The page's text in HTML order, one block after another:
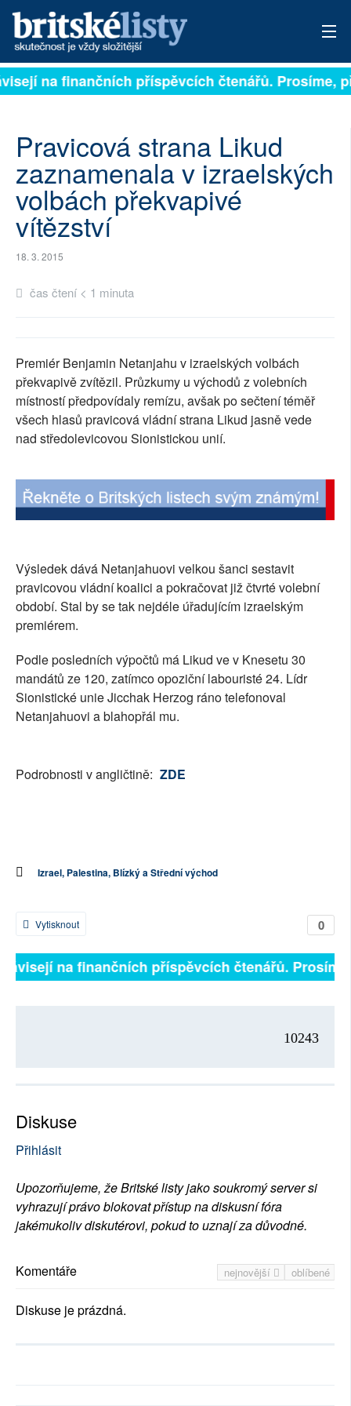
PŘIHLÁSIT
ARCHIV
ROZHOVORY
TÉMATA
NEJČTENĚJŠÍ ZA 7 DNÍ
AUTOŘI
SOCIÁLNÍ SÍTĚ
RUBRIKY
PLNÁ VERZE STRÁNEK
na finančních příspěvcích čtenářů. Prosíme,
Pravicová strana Likud
zaznamenala v izraelských
volbách překvapivé
vítězství
18. 3. 2015
čas čtení < 1 minuta
Premiér Benjamin Netanjahu v izraelských volbách
překvapivě zvítězil. Průzkumy u východů z volebních
místností předpovídaly remízu, avšak po sečtení téměř
všech hlasů pravicová vládní strana Likud jasně vede
nad středolevicovou Sionistickou unií.
Výsledek dává Netanjahuovi velkou šanci sestavit
pravicovou vládní koalici a pokračovat již čtvrté volební
období. Stal by se tak nejdéle úřadujícím izraelským
premiérem.
Podle posledních výpočtů má Likud ve v Knesetu 30
mandátů ze 120, zatímco opoziční labouristé 24. Lídr
Sionistické unie Jicchak Herzog ráno telefonoval
Netanjahuovi a blahopřál mu.
Podrobnosti v angličtině: ZDE
Izrael, Palestina, Blízký a Střední východ
0
Vytisknout
na finančních příspěvcích čtenářů.
10243
Diskuse
Přihlásit
Upozorňujeme, že Britské listy jako soukromý server si
vyhrazují právo blokovat přístup na diskusní fóra
jakémukoliv diskutérovi, pokud to uznají za důvodné.
nejnovější oblíbené
Komentáře
Diskuse je prázdná.